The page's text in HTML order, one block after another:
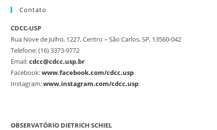
Contato
CDCC-USP
Rua Nove de Julho, 1227, Centro – São Carlos, SP, 13560-042
Telefone: (16) 3373-9772
Email:cdcc@cdcc.usp.br
Facebook:www.facebook.com/cdcc.usp
Instagram:www.instagram.com/cdcc.usp
OBSERVATÓRIO DIETRICH SCHIEL